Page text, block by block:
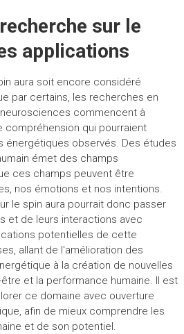
sur le
applications
aura soit encore considéré
par certains, les recherches en
commencent à
qui pourraient
énergétiques observés. Des études
émet des champs
ces champs peuvent être
nos émotions et nos intentions.
le spin aura pourrait donc passer
et de leurs interactions avec
potentielles de cette
allant de l'amélioration des
à la création de nouvelles
et la performance humaine. Il est
ce domaine avec ouverture
afin de mieux comprendre les
et de son potentiel.